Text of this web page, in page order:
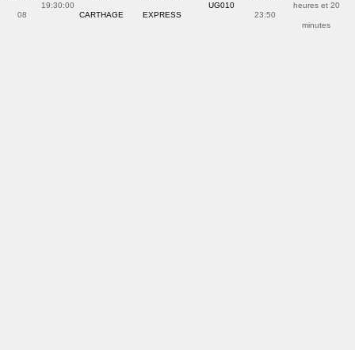
08
19:30:00
CARTHAGE EXPRESS
UG010
23:50
heures et 20
minutes